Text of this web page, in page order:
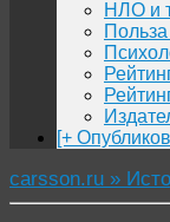
НЛО и
[+
carsson.ru »